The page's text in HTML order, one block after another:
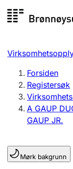
Registersøk
Aksjeselskap
Registrere,
Lag og forening
Registrere,
Forsiden
Registersøk
A GAUP
GAUP JR.
Mørk bakgrunn